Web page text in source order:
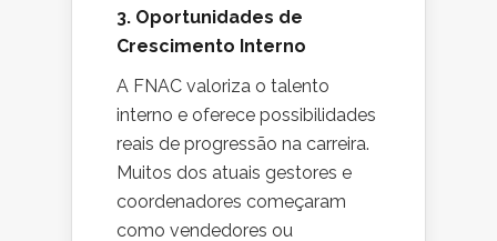
3. Oportunidades de
Crescimento Interno
A FNAC valoriza o talento
interno e oferece possibilidades
reais de progressão na carreira.
Muitos dos atuais gestores e
coordenadores começaram
como vendedores ou